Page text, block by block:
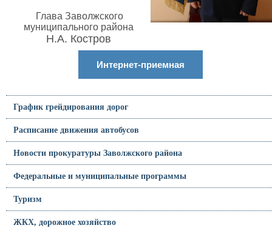
Глава Заволжского
муниципального района
Н.А. Костров
Интернет-приемная
График грейдирования дорог
Расписание движения автобусов
Новости прокуратуры Заволжского района
Федеральные и муниципальные программы
Туризм
ЖКХ, дорожное хозяйство